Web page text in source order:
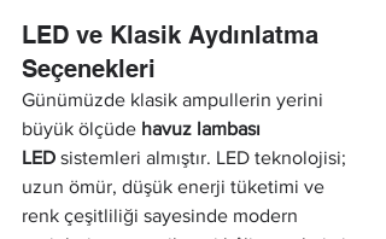
LED ve Klasik Aydınlatma
Seçenekleri
Günümüzde klasik ampullerin yerini
büyük ölçüde havuz lambası
LED sistemleri almıştır. LED teknolojisi;
uzun ömür, düşük enerji tüketimi ve
renk çeşitliliği sayesinde modern